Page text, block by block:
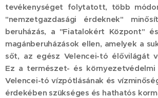
tevékenységet folytatott, több
"nemzetgazdasági érdeknek"
beruházás, a "Fiatalokért Központ"
magánberuházások ellen, amelyek a
sőt, az egész Velencei-tó élővilágát
Ez a természet- és környezetvédelmi
Velencei-tó vízpótlásának és
érdekében szükséges és hathatós